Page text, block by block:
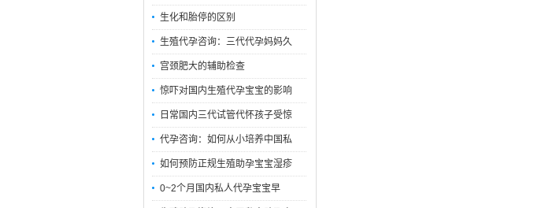
生化和胎停的区别
生殖代孕咨询：三代代孕妈妈久
宫颈肥大的辅助检查
惊吓对国内生殖代孕宝宝的影响
日常国内三代试管代怀孩子受惊
代孕咨询：如何从小培养中国私
如何预防正规生殖助孕宝宝湿疹
0~2个月国内私人代孕宝宝早